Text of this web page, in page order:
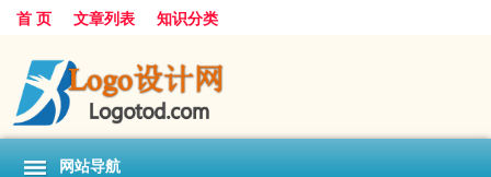
首 页 文章列表 知识分类
网站导航